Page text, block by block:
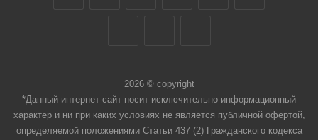
2026 © copyright
*Данный интернет-сайт носит исключительно информационный
характер и ни при каких условиях не является публичной офертой,
определяемой положениями Статьи 437 (2) Гражданского кодекса